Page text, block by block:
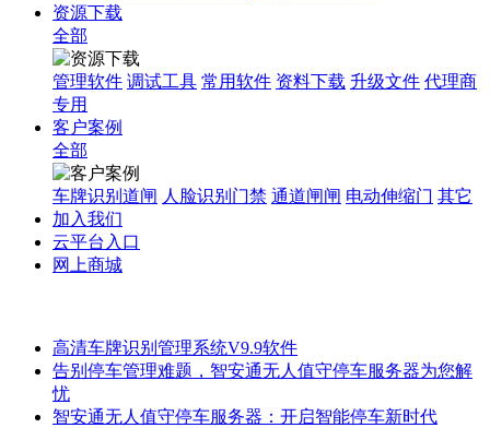
资源下载
全部
管理软件 调试工具 常用软件 资料下载 升级文件 代理商
专用
客户案例
全部
车牌识别道闸 人脸识别门禁 通道闸闸 电动伸缩门 其它
加入我们
云平台入口
网上商城
高清车牌识别管理系统V9.9软件
告别停车管理难题，智安通无人值守停车服务器为您解
忧
智安通无人值守停车服务器：开启智能停车新时代